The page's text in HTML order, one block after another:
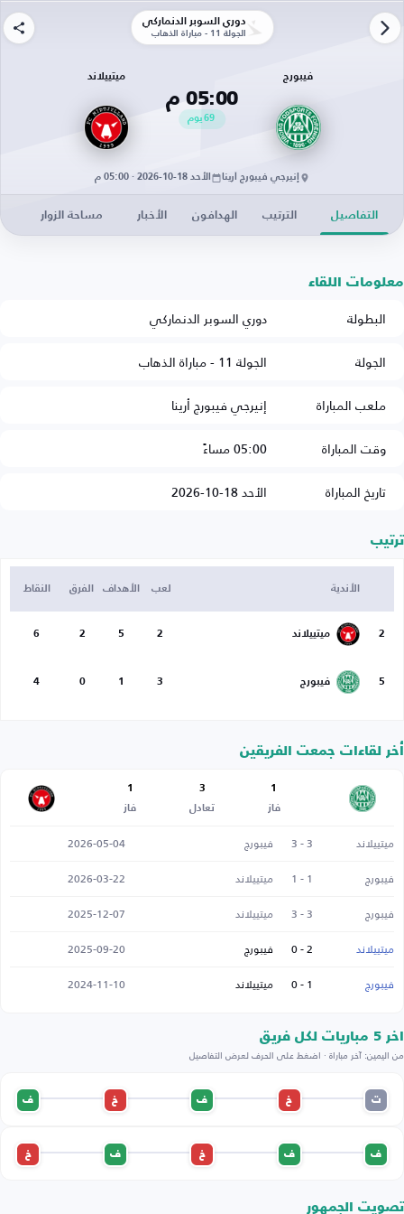
دوري السوبر الدنماركي
الجولة 11 - مباراة الذهاب
فيبورج
05:00 م
69يوم
ميتييلاند
إنيرجي فيبورج أرينا الأحد 18-10-2026 · 05:00 م
التفاصيل الترتيب الهدافون الأخبار مساحة الزوار
معلومات اللقاء
البطولة
دوري السوبر الدنماركي
الجولة
الجولة 11 - مباراة الذهاب
ملعب المباراة
إنيرجي فيبورج أرينا
وقت المباراة
05:00 مساءً
تاريخ المباراة
الأحد 18-10-2026
ترتيب
الأندية لعب الأهداف الفرق النقاط
2 ميتييلاند 2
5
2
6
5 فيبورج 3
1
0
4
أخر لقاءات جمعت الفريقين
1
فاز
3
تعادل
1
فاز
ميتييلاند 3 - 3 فيبورج
2026-05-04
فيبورج
1 - 1 ميتييلاند
2026-03-22
فيبورج
3 - 3 ميتييلاند
2025-12-07
ميتييلاند
2 - 0 فيبورج
2025-09-20
فيبورج
1 - 0 ميتييلاند 2024-11-10
اخر 5 مباريات لكل فريق
من اليمين: آخر مباراة · اضغط على الحرف لعرض التفاصيل
ت خ ف خ ف
ف ف خ ف خ
تصويت الجمهور